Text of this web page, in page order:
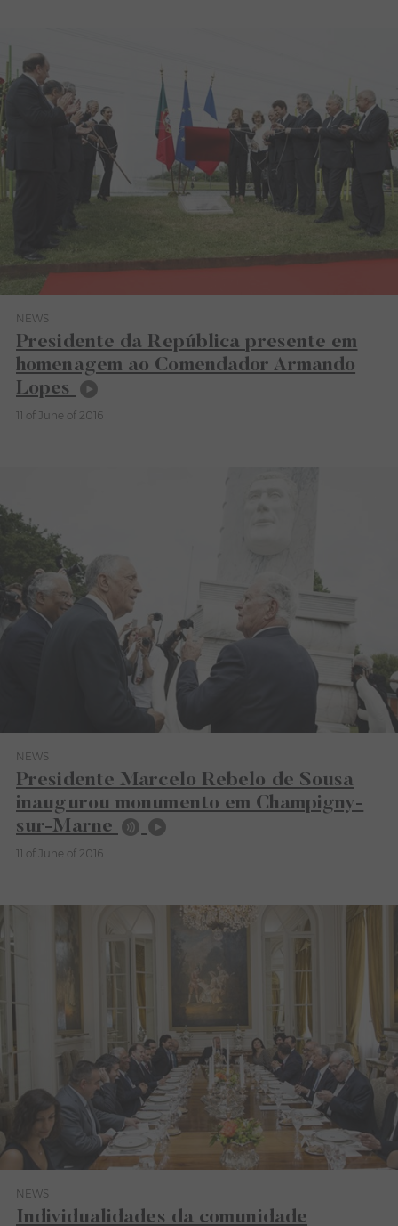
Category News
NEWS
Presidente da República presente em
homenagem ao Comendador Armando
Lopes
11 of June of 2016
Category News
NEWS
Presidente Marcelo Rebelo de Sousa
inaugurou monumento em Champigny-
sur-Marne
11 of June of 2016
Category News
NEWS
Individualidades da comunidade